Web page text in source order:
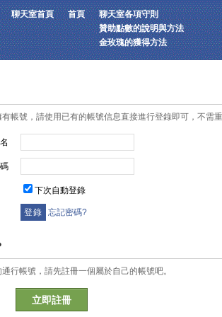
聊天室首頁 首頁
聊天室各項守則
贊助點數的說明與方法
金玫瑰的獲得方法
帳號，請使用已有的帳號信息直接進行登錄即可，不需
下次自動登錄
忘記密碼?
行帳號，請先註冊一個屬於自己的帳號吧。
立即註冊